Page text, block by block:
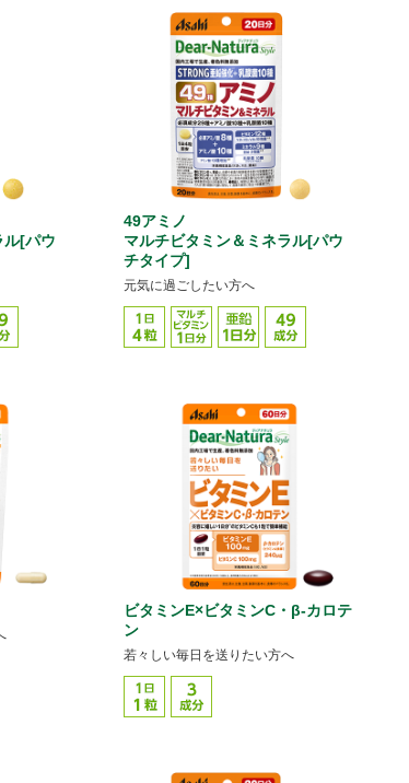
ル[パウ
49アミノ
マルチビタミン＆ミネラル[パウ
チタイプ]
元気に過ごしたい方へ
ビタミンE×ビタミンC・β-カロテ
ン
若々しい毎日を送りたい方へ